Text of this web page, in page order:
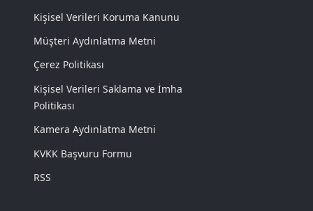
Kişisel Verileri Koruma Kanunu
Müşteri Aydınlatma Metni
Çerez Politikası
Kişisel Verileri Saklama ve İmha
Politikası
Kamera Aydınlatma Metni
KVKK Başvuru Formu
RSS